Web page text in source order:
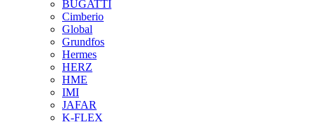
BUGATTI
Cimberio
Global
Grundfos
Hermes
HERZ
HME
IMI
JAFAR
K-FLEX